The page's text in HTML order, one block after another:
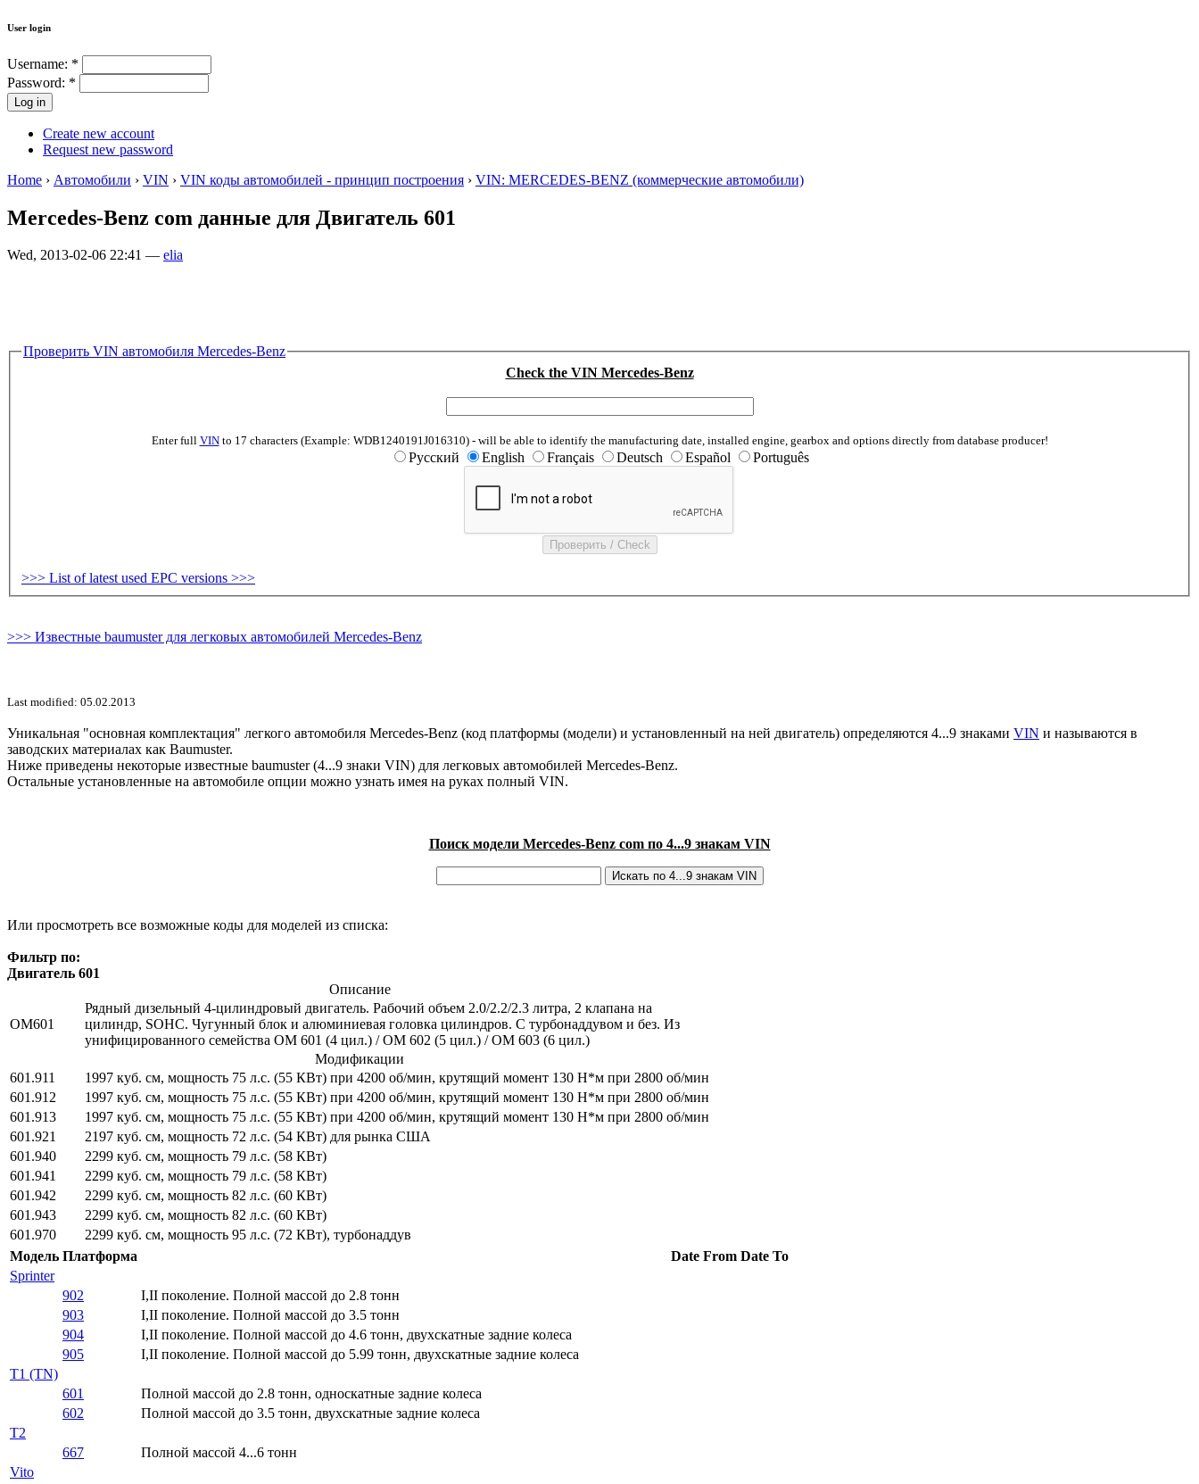
User login
Username: *
Password: *
Create new account
Request new password
Home › Автомобили › VIN › VIN коды автомобилей - принцип построения › VIN: MERCEDES-BENZ (коммерческие автомобили)
Mercedes-Benz com данные для Двигатель 601
Wed, 2013-02-06 22:41 — elia
Проверить VIN автомобиля Mercedes-Benz
Check the VIN Mercedes-Benz
Enter full VINto 17 characters (Example: WDB1240191J016310) - will be able to identify the manufacturing date, installed engine, gearbox and options directly from database producer!
Русский English Français Deutsch Español Português
>>> List of latest used EPC versions >>>
>>> Известные baumuster для легковых автомобилей Mercedes-Benz
Last modified: 05.02.2013
Уникальная "основная комплектация" легкого автомобиля Mercedes-Benz (код платформы (модели) и установленный на ней двигатель) определяются 4...9 знаками VIN и называются в
заводских материалах как Baumuster.
Ниже приведены некоторые известные baumuster (4...9 знаки VIN) для легковых автомобилей Mercedes-Benz.
Остальные установленные на автомобиле опции можно узнать имея на руках полный VIN.
Поиск модели Mercedes-Benz com по 4...9 знакам VIN
Или просмотреть все возможные коды для моделей из списка:
Фильтр по:
Двигатель 601
Описание
OM601
Рядный дизельный 4-цилиндровый двигатель. Рабочий объем 2.0/2.2/2.3 литра, 2 клапана на
цилиндр, SOHC. Чугунный блок и алюминиевая головка цилиндров. С турбонаддувом и без. Из
унифицированного семейства OM 601 (4 цил.) / OM 602 (5 цил.) / OM 603 (6 цил.)
Модификации
601.911
1997 куб. см, мощность 75 л.с. (55 КВт) при 4200 об/мин, крутящий момент 130 Н*м при 2800 об/мин
601.912
1997 куб. см, мощность 75 л.с. (55 КВт) при 4200 об/мин, крутящий момент 130 Н*м при 2800 об/мин
601.913
1997 куб. см, мощность 75 л.с. (55 КВт) при 4200 об/мин, крутящий момент 130 Н*м при 2800 об/мин
601.921
2197 куб. см, мощность 72 л.с. (54 КВт) для рынка США
601.940
2299 куб. см, мощность 79 л.с. (58 КВт)
601.941
2299 куб. см, мощность 79 л.с. (58 КВт)
601.942
2299 куб. см, мощность 82 л.с. (60 КВт)
601.943
2299 куб. см, мощность 82 л.с. (60 КВт)
601.970
2299 куб. см, мощность 95 л.с. (72 КВт), турбонаддув
Модель Платформа Date From Date To
Sprinter
902
I,II поколение. Полной массой до 2.8 тонн
903
I,II поколение. Полной массой до 3.5 тонн
904
I,II поколение. Полной массой до 4.6 тонн, двухскатные задние колеса
905
I,II поколение. Полной массой до 5.99 тонн, двухскатные задние колеса
T1 (TN)
601
Полной массой до 2.8 тонн, односкатные задние колеса
602
Полной массой до 3.5 тонн, двухскатные задние колеса
T2
667
Полной массой 4...6 тонн
Vito